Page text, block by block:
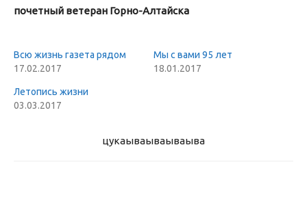
почетный ветеран Горно-Алтайска
Всю жизнь газета рядом
17.02.2017
Мы с вами 95 лет
18.01.2017
Летопись жизни
03.03.2017
цукаываываываыва